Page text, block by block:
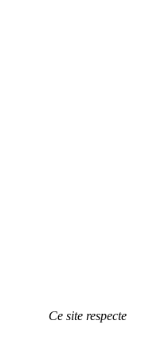
Ce site respecte